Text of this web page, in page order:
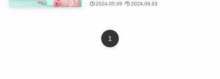
2024.05.09 2024.09.03
1